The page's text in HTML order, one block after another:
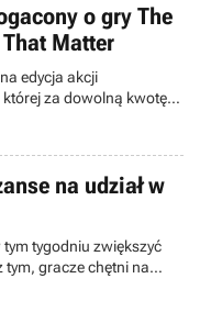
o gry The
Matter
edycja akcji
za dowolną kwotę
oferta została
The Binding of
Matter.
na udział w
tygodniu zwiększyć
tym, gracze chętni na
krótkiej ankiety.
Tales from the